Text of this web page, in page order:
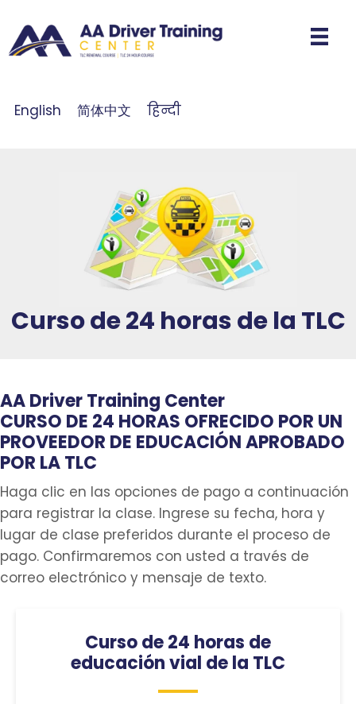
English 简体中文 हिन्दी
Curso de 24 horas de la TLC
AA Driver Training Center
CURSO DE 24 HORAS OFRECIDO POR UN
PROVEEDOR DE EDUCACIÓN APROBADO
POR LA TLC
Haga clic en las opciones de pago a continuación
para registrar la clase. Ingrese su fecha, hora y
lugar de clase preferidos durante el proceso de
pago. Confirmaremos con usted a través de
correo electrónico y mensaje de texto.
Curso de 24 horas de
educación vial de la TLC